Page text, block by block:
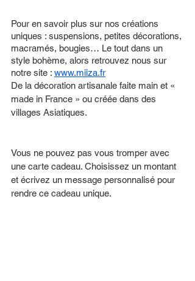
Pour en savoir plus sur nos créations
uniques : suspensions, petites décorations,
macramés, bougies… Le tout dans un
style bohème, alors retrouvez nous sur
notre site : www.miiza.fr
De la décoration artisanale faite main et «
made in France » ou créée dans des
villages Asiatiques.
Vous ne pouvez pas vous tromper avec
une carte cadeau. Choisissez un montant
et écrivez un message personnalisé pour
rendre ce cadeau unique.